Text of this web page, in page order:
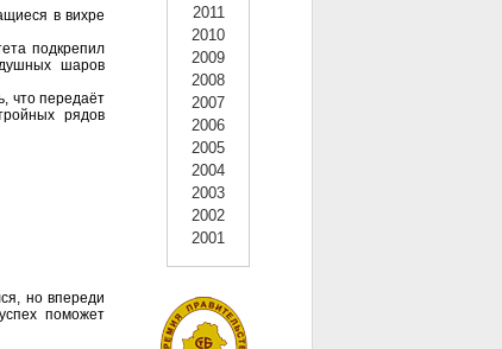
2011
2010
2009
2008
2007
2006
2005
2004
2003
2002
2001
в вихре
подкрепил
шаров
что передаёт
рядов
но впереди
поможет